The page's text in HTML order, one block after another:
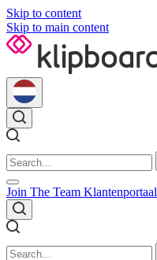
Skip to content
Skip to main content
Join The Team Klantenportaal